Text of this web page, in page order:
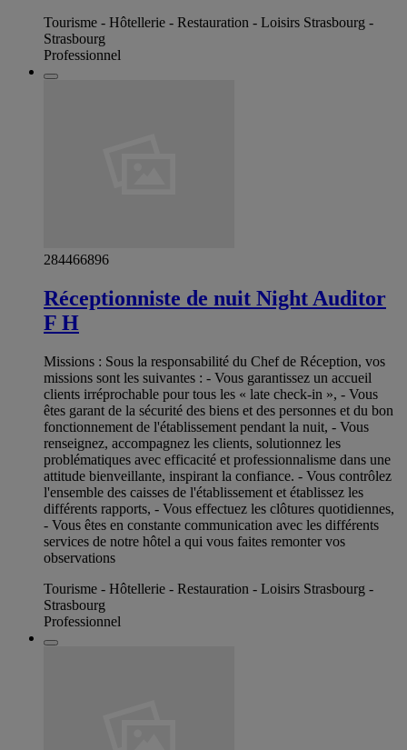
Tourisme - Hôtellerie - Restauration - Loisirs Strasbourg -
Strasbourg
Professionnel
284466896
Réceptionniste de nuit Night Auditor
F H
Missions : Sous la responsabilité du Chef de Réception, vos
missions sont les suivantes : - Vous garantissez un accueil
clients irréprochable pour tous les « late check-in », - Vous
êtes garant de la sécurité des biens et des personnes et du bon
fonctionnement de l'établissement pendant la nuit, - Vous
renseignez, accompagnez les clients, solutionnez les
problématiques avec efficacité et professionnalisme dans une
attitude bienveillante, inspirant la confiance. - Vous contrôlez
l'ensemble des caisses de l'établissement et établissez les
différents rapports, - Vous effectuez les clôtures quotidiennes,
- Vous êtes en constante communication avec les différents
services de notre hôtel a qui vous faites remonter vos
observations
Tourisme - Hôtellerie - Restauration - Loisirs Strasbourg -
Strasbourg
Professionnel